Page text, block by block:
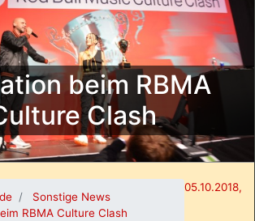
beim RBMA
Clash
05.10.2018,
Sonstige News
RBMA Culture Clash